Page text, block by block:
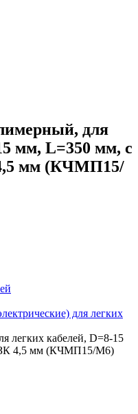
для
мм, L=350 мм, с
мм (КЧМП15/
для легких
легких кабелей, D=8-15
4,5 мм (КЧМП15/М6)